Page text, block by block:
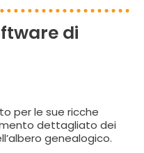
di
per le sue ricche
dettagliato dei
genealogico.